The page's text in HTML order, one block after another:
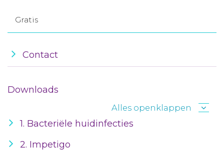
Gratis
Contact
Downloads
Alles openklappen
1. Bacteriële huidinfecties
2. Impetigo